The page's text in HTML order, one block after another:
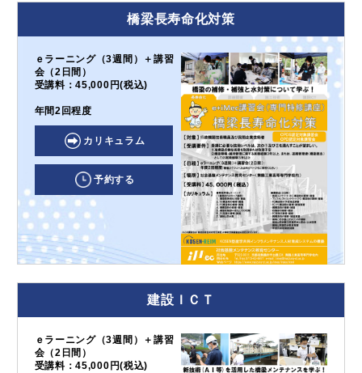
橋梁長寿命化対策
ｅラーニング（3週間）＋講習
会（2日間）
受講料：45,000円(税込)
年間2回程度
カリキュラム
予約する
建設ＩＣＴ
ｅラーニング（3週間）＋講習
会（2日間）
受講料：45,000円(税込)